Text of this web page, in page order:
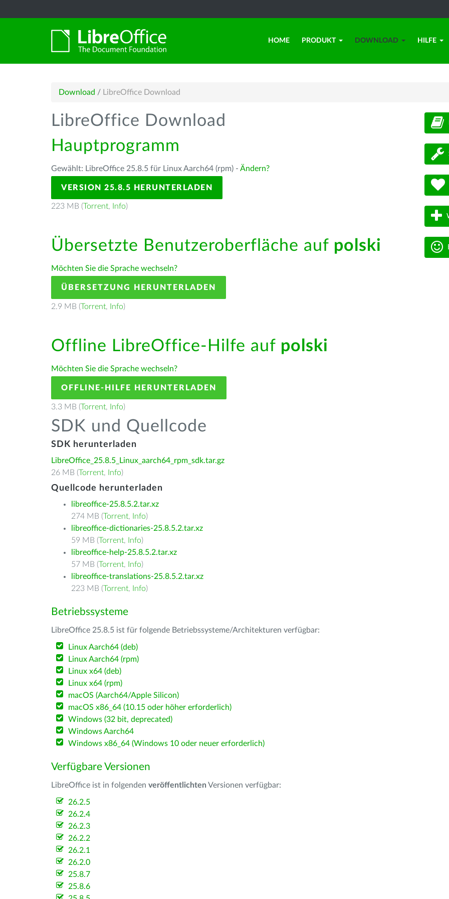
HOME PRODUKT DOWNLOAD HILFE
Download / LibreOffice Download
LibreOffice Download
Hauptprogramm
Gewählt: LibreOffice 25.8.5 für Linux Aarch64 (rpm) - Ändern?
VERSION 25.8.5 HERUNTERLADEN
223 MB (Torrent, Info)
Übersetzte Benutzeroberfläche auf polski
Möchten Sie die Sprache wechseln?
ÜBERSETZUNG HERUNTERLADEN
2.9 MB (Torrent, Info)
Offline LibreOffice-Hilfe auf polski
Möchten Sie die Sprache wechseln?
OFFLINE-HILFE HERUNTERLADEN
3.3 MB (Torrent, Info)
SDK und Quellcode
SDK herunterladen
LibreOffice_25.8.5_Linux_aarch64_rpm_sdk.tar.gz
26 MB (Torrent, Info)
Quellcode herunterladen
libreoffice-25.8.5.2.tar.xz
274 MB (Torrent, Info)
libreoffice-dictionaries-25.8.5.2.tar.xz
59 MB (Torrent, Info)
libreoffice-help-25.8.5.2.tar.xz
57 MB (Torrent, Info)
libreoffice-translations-25.8.5.2.tar.xz
223 MB (Torrent, Info)
Betriebssysteme
LibreOffice 25.8.5 ist für folgende Betriebssysteme/Architekturen verfügbar:
Linux Aarch64 (deb)
Linux Aarch64 (rpm)
Linux x64 (deb)
Linux x64 (rpm)
macOS (Aarch64/Apple Silicon)
macOS x86_64 (10.15 oder höher erforderlich)
Windows (32 bit, deprecated)
Windows Aarch64
Windows x86_64 (Windows 10 oder neuer erforderlich)
Verfügbare Versionen
LibreOffice ist in folgenden veröffentlichten Versionen verfügbar:
26.2.5
26.2.4
26.2.3
26.2.2
26.2.1
26.2.0
25.8.7
25.8.6